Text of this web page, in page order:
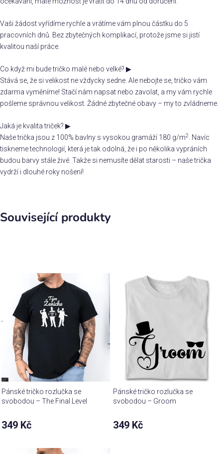
Vaši žádost vyřídíme rychle a vrátíme vám plnou částku do 5
pracovních dnů. Bez zbytečných komplikací, protože jsme si jistí
kvalitou naší práce.
Co když mi bude tričko malé nebo velké? ▶
Stává se, že si velikost ne vždycky sedne. Ale nebojte se, tričko vám
zdarma vyměníme! Stačí nám napsat nebo zavolat, a my vám rychle
pošleme správnou velikost. Žádné zbytečné obavy – my to zvládneme.
Jaká je kvalita triček? ▶
Naše trička jsou z 100% bavlny s vysokou gramáží 180 g/m2
. Navíc
tiskneme technologií, která je tak odolná, že i po několika vypráních
budou barvy stále živé. Takže si nemusíte dělat starosti – naše trička
vydrží i dlouhé roky nošení!
Související produkty
Pánské tričko rozlučka se
svobodou – The Final Level
349 Kč
Pánské tričko rozlučka se
svobodou – Groom
349 Kč